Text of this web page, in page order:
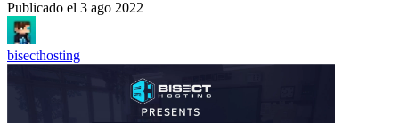
Publicado el 3 ago 2022
bisecthosting